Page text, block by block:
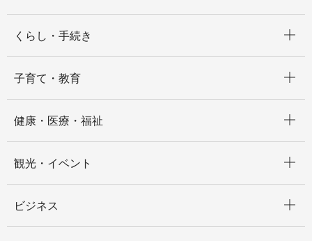
くらし・手続き
子育て・教育
健康・医療・福祉
観光・イベント
ビジネス